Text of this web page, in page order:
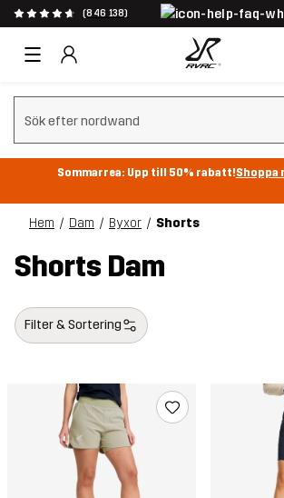
(846 138)
Rensa sök
Sommarrea: Upp till 50% rabatt!Shoppa
Hem Dam Byxor Shorts
Shorts Dam
Filter & Sortering